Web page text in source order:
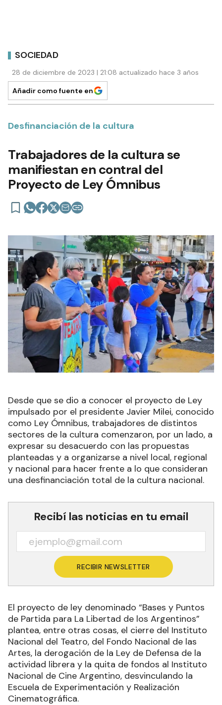
SOCIEDAD
28 de diciembre de 2023 | 21:08 actualizado hace 3 años
Añadir como fuente en
Desfinanciación de la cultura
Trabajadores de la cultura se
manifiestan en contral del
Proyecto de Ley Ómnibus
Desde que se dio a conocer el proyecto de Ley
impulsado por el presidente Javier Milei, conocido
como Ley Ómnibus, trabajadores de distintos
sectores de la cultura comenzaron, por un lado, a
expresar su desacuerdo con las propuestas
planteadas y a organizarse a nivel local, regional
y nacional para hacer frente a lo que consideran
una desfinanciación total de la cultura nacional.
Recibí las noticias en tu email
RECIBIR NEWSLETTER
El proyecto de ley denominado “Bases y Puntos
de Partida para La Libertad de los Argentinos”
plantea, entre otras cosas, el cierre del Instituto
Nacional del Teatro, del Fondo Nacional de las
Artes, la derogación de la Ley de Defensa de la
actividad librera y la quita de fondos al Instituto
Nacional de Cine Argentino, desvinculando la
Escuela de Experimentación y Realización
Cinematográfica.